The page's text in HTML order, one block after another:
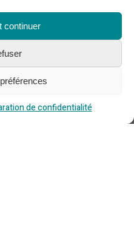
continuer
de confidentialité
ALLAITE
questions
sur le web